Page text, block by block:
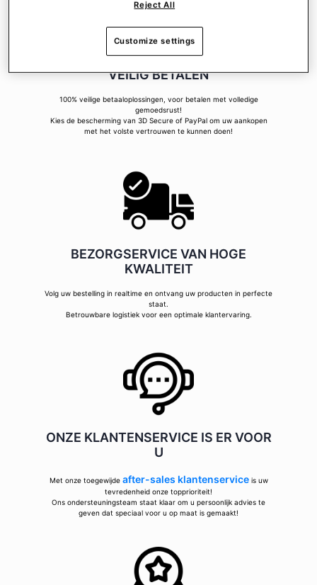
VEILIG BETALEN
100% veilige betaaloplossingen, voor betalen met volledige
gemoedsrust!
Kies de bescherming van 3D Secure of PayPal om uw aankopen
met het volste vertrouwen te kunnen doen!
BEZORGSERVICE VAN HOGE
KWALITEIT
Volg uw bestelling in realtime en ontvang uw producten in perfecte
staat.
Betrouwbare logistiek voor een optimale klantervaring.
ONZE KLANTENSERVICE IS ER VOOR
U
Met onze toegewijde after-sales klantenserviceis uw
tevredenheid onze topprioriteit!
Ons ondersteuningsteam staat klaar om u persoonlijk advies te
geven dat speciaal voor u op maat is gemaakt!
Reject All
Customize settings